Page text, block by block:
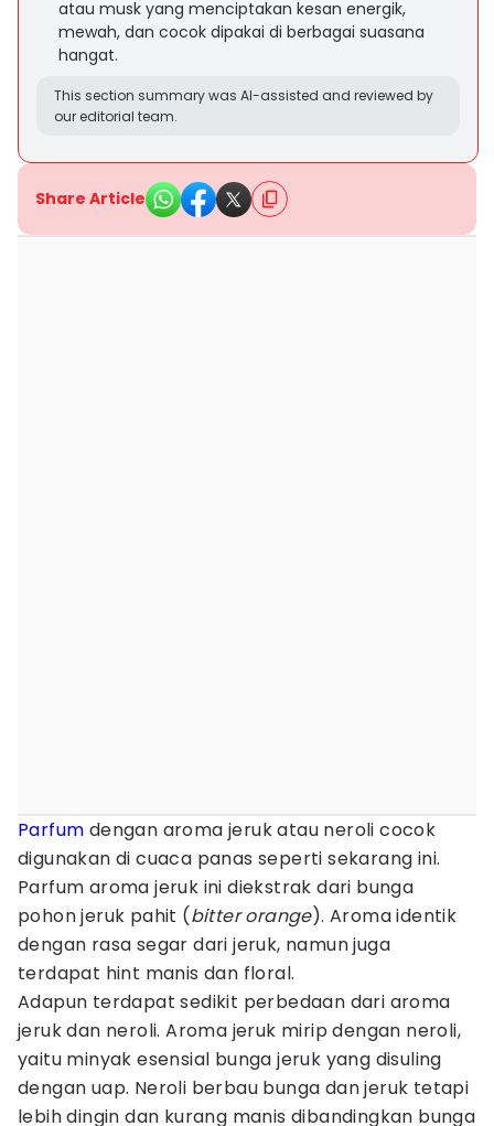
atau musk yang menciptakan kesan energik,
mewah, dan cocok dipakai di berbagai suasana
hangat.
This section summary was AI-assisted and reviewed by
our editorial team.
Share Article
Parfum dengan aroma jeruk atau neroli cocok
digunakan di cuaca panas seperti sekarang ini.
Parfum aroma jeruk ini diekstrak dari bunga
pohon jeruk pahit (bitter orange). Aroma identik
dengan rasa segar dari jeruk, namun juga
terdapat hint manis dan floral.
Adapun terdapat sedikit perbedaan dari aroma
jeruk dan neroli. Aroma jeruk mirip dengan neroli,
yaitu minyak esensial bunga jeruk yang disuling
dengan uap. Neroli berbau bunga dan jeruk tetapi
lebih dingin dan kurang manis dibandingkan bunga